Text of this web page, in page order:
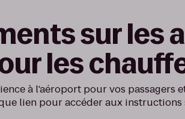
sur les
les
à l'aéroport pour vos passagers
lien pour accéder aux